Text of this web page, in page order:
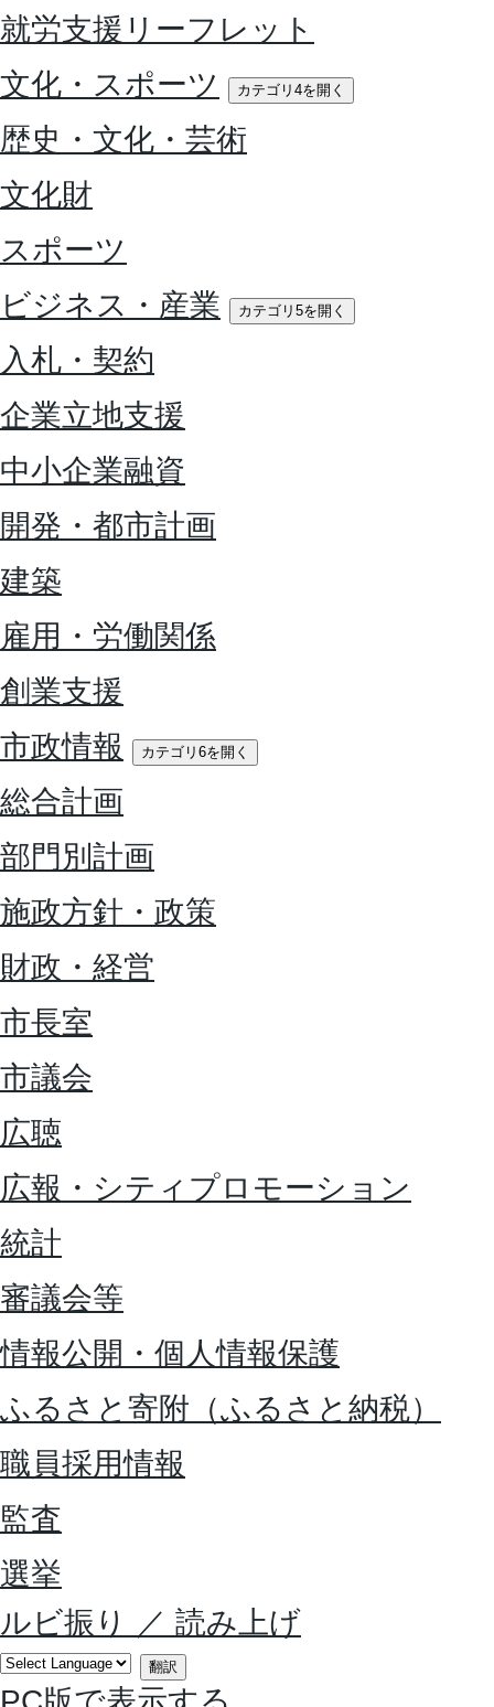
就労支援リーフレット
文化・スポーツ
カテゴリ4を開く
歴史・文化・芸術
文化財
スポーツ
ビジネス・産業
カテゴリ5を開く
入札・契約
企業立地支援
中小企業融資
開発・都市計画
建築
雇用・労働関係
創業支援
市政情報
カテゴリ6を開く
総合計画
部門別計画
施政方針・政策
財政・経営
市長室
市議会
広聴
広報・シティプロモーション
統計
審議会等
情報公開・個人情報保護
ふるさと寄附（ふるさと納税）
職員採用情報
監査
選挙
ルビ振り
／ 読み上げ
翻訳